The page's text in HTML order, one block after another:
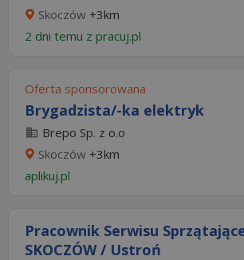
Skoczów +3km
2 dni temu z pracuj.pl
Oferta sponsorowana
Brygadzista/-ka elektryk
Brepo Sp. z o.o
Skoczów +3km
aplikuj.pl
Pracownik Serwisu
SKOCZÓW / Ustroń